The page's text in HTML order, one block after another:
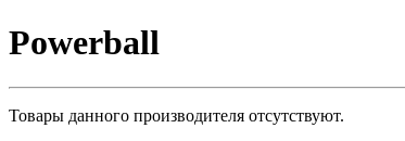
Powerball
Товары данного производителя отсутствуют.